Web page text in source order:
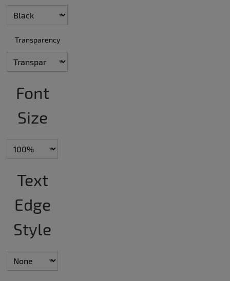
Transparency
Font
Size
Text
Edge
Style